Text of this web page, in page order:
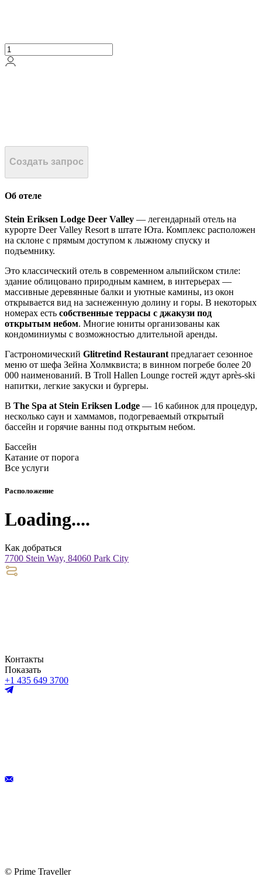
Создать запрос
Об отеле
Stein Eriksen Lodge Deer Valley — легендарный отель на
курорте Deer Valley Resort в штате Юта. Комплекс расположен
на склоне с прямым доступом к лыжному спуску и
подъемнику.
Это классический отель в современном альпийском стиле:
здание облицовано природным камнем, в интерьерах —
массивные деревянные балки и уютные камины, из окон
открывается вид на заснеженную долину и горы. В некоторых
номерах есть собственные террасы с джакузи под
открытым небом. Многие юниты организованы как
кондоминиумы с возможностью длительной аренды.
Гастрономический Glitretind Restaurant предлагает сезонное
меню от шефа Зейна Холмквиста; в винном погребе более 20
000 наименований. В Troll Hallen Lounge гостей ждут après-ski
напитки, легкие закуски и бургеры.
В The Spa at Stein Eriksen Lodge — 16 кабинок для процедур,
несколько саун и хаммамов, подогреваемый открытый
бассейн и горячие ванны под открытым небом.
Бассейн
Катание от порога
Все услуги
Расположение
Loading....
Как добраться
7700 Stein Way, 84060 Park City
Контакты
Показать
+1 435 649 3700
© Prime Traveller